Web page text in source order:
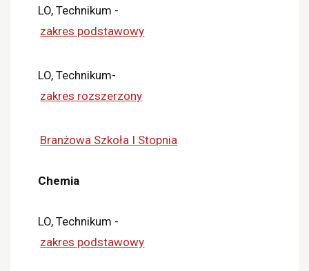
LO, Technikum -
zakres podstawowy
LO, Technikum-
zakres rozszerzony
Branżowa Szkoła I Stopnia
Chemia
LO, Technikum -
zakres podstawowy